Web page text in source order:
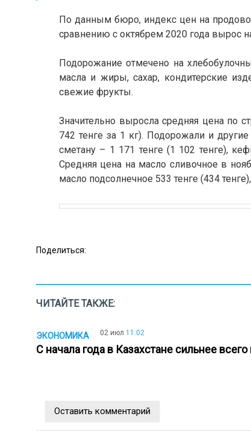
По данным бюро, индекс цен на
сравнению с октябрем 2020 года вырос
Подорожание отмечено на
масла и жиры, сахар, кондитерские
свежие фрукты.
Значительно выросла средняя цена по
742 тенге за 1 кг). Подорожали и
сметану – 1 171 тенге (1 102 тенге),
Средняя цена на масло сливочное в
масло подсолнечное 533 тенге (434
Поделиться:
ЧИТАЙТЕ ТАКЖЕ:
ЭКОНОМИКА 02 июл 11:02
С начала года в Казахстане сильнее
Оставить комментарий